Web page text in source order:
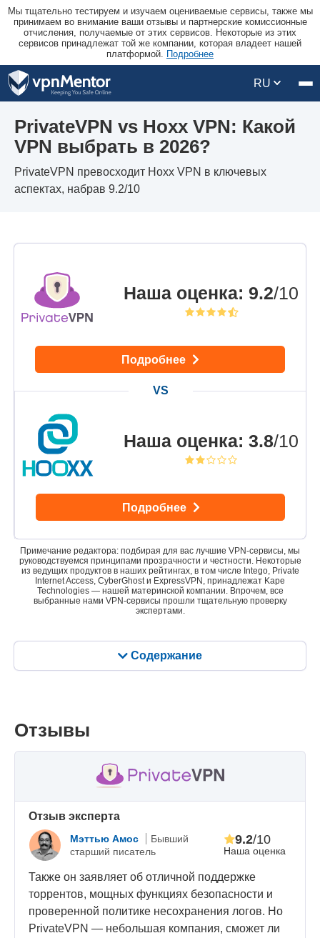
Мы тщательно тестируем и изучаем оцениваемые сервисы, также мы
принимаем во внимание ваши отзывы и партнерские комиссионные
отчисления, получаемые от этих сервисов. Некоторые из этих
сервисов принадлежат той же компании, которая владеет нашей
платформой. Подробнее
RU
PrivateVPN vs Hoxx VPN: Какой
VPN выбрать в 2026?
PrivateVPN превосходит Hoxx VPN в ключевых
аспектах, набрав 9.2/10
Содержание
Наша оценка: 9.2/10
Подробнее
Наша оценка: 3.8/10
Подробнее
Примечание редактора: подбирая для вас лучшие VPN-сервисы, мы
руководствуемся принципами прозрачности и честности. Некоторые
из ведущих продуктов в наших рейтингах, в том числе Intego, Private
Internet Access, CyberGhost и ExpressVPN, принадлежат Kape
Technologies — нашей материнской компании. Впрочем, все
выбранные нами VPN-сервисы прошли тщательную проверку
экспертами.
Отзывы
Oтзыв эксперта
Мэттью Амос
Бывший
старший писатель
Наша оценка
9.2/10
Также он заявляет об отличной поддержке
торрентов, мощных функциях безопасности и
проверенной политике несохранения логов. Но
PrivateVPN — небольшая компания, сможет ли